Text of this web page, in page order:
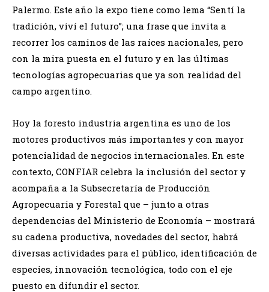
Palermo. Este año la expo tiene como lema “Sentí la
tradición, viví el futuro”; una frase que invita a
recorrer los caminos de las raíces nacionales, pero
con la mira puesta en el futuro y en las últimas
tecnologías agropecuarias que ya son realidad del
campo argentino.
Hoy la foresto industria argentina es uno de los
motores productivos más importantes y con mayor
potencialidad de negocios internacionales. En este
contexto, CONFIAR celebra la inclusión del sector y
acompaña a la Subsecretaría de Producción
Agropecuaria y Forestal que – junto a otras
dependencias del Ministerio de Economía – mostrará
su cadena productiva, novedades del sector, habrá
diversas actividades para el público, identificación de
especies, innovación tecnológica, todo con el eje
puesto en difundir el sector.